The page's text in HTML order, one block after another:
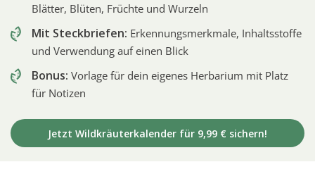
Blätter, Blüten, Früchte und Wurzeln
Mit Steckbriefen: Erkennungsmerkmale, Inhaltsstoffe
und Verwendung auf einen Blick
Bonus: Vorlage für dein eigenes Herbarium mit Platz
für Notizen
Jetzt Wildkräuterkalender für 9,99 € sichern!